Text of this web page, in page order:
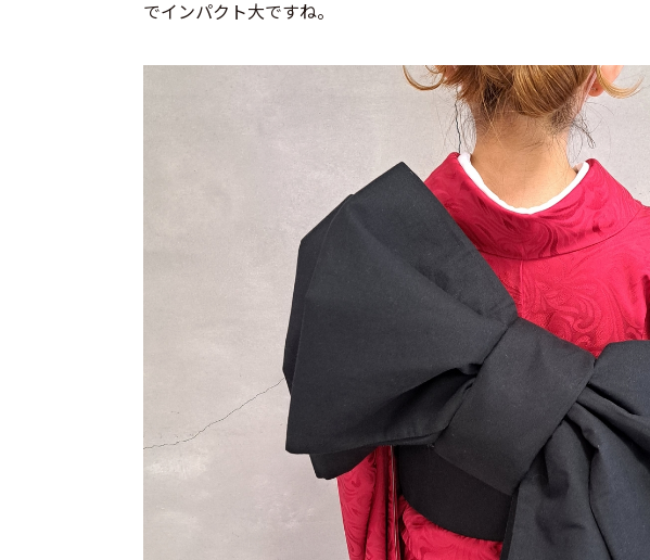
でインパクト大ですね。